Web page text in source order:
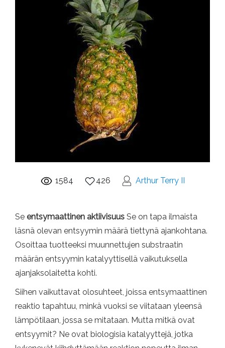
1584 426 Arthur Terry II
Se entsymaattinen aktiivisuus Se on tapa ilmaista
läsnä olevan entsyymin määrä tiettynä ajankohtana.
Osoittaa tuotteeksi muunnettujen substraatin
määrän entsyymin katalyyttisellä vaikutuksella
ajanjaksolaitetta kohti.
Siihen vaikuttavat olosuhteet, joissa entsymaattinen
reaktio tapahtuu, minkä vuoksi se viitataan yleensä
lämpötilaan, jossa se mitataan. Mutta mitkä ovat
entsyymit? Ne ovat biologisia katalyyttejä, jotka